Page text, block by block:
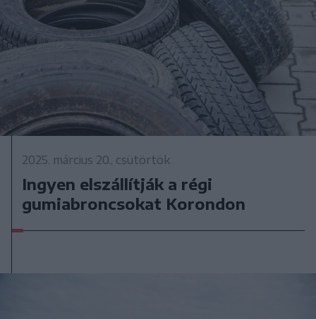
2025. március 20., csütörtök
Ingyen elszállítják a régi
gumiabroncsokat Korondon